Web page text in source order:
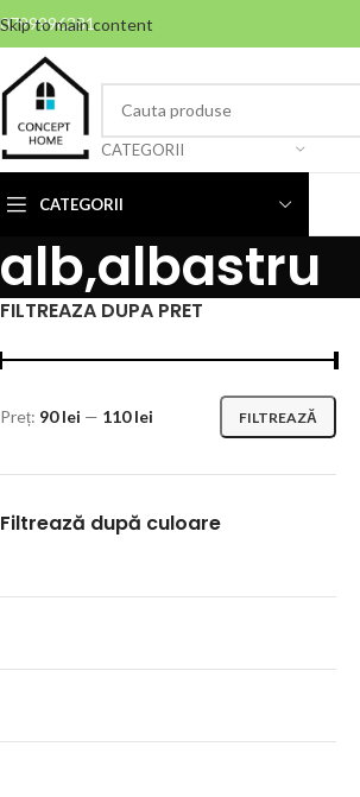
Skip to main content
0799996381
CATEGORII
CATEGORII
alb,albastru
FILTREAZA DUPA PRET
FILTREAZĂ
Preț: 90 lei — 110 lei
Filtrează după culoare